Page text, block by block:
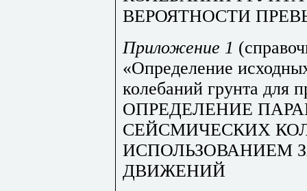
ВЕРОЯТНОСТИ
Приложение 1
«Определение
колебаний грунта для
ОПРЕДЕЛЕНИЕ
СЕЙСМИЧЕСКИХ
ИСПОЛЬЗОВАНИЕМ
ДВИЖЕНИЙ